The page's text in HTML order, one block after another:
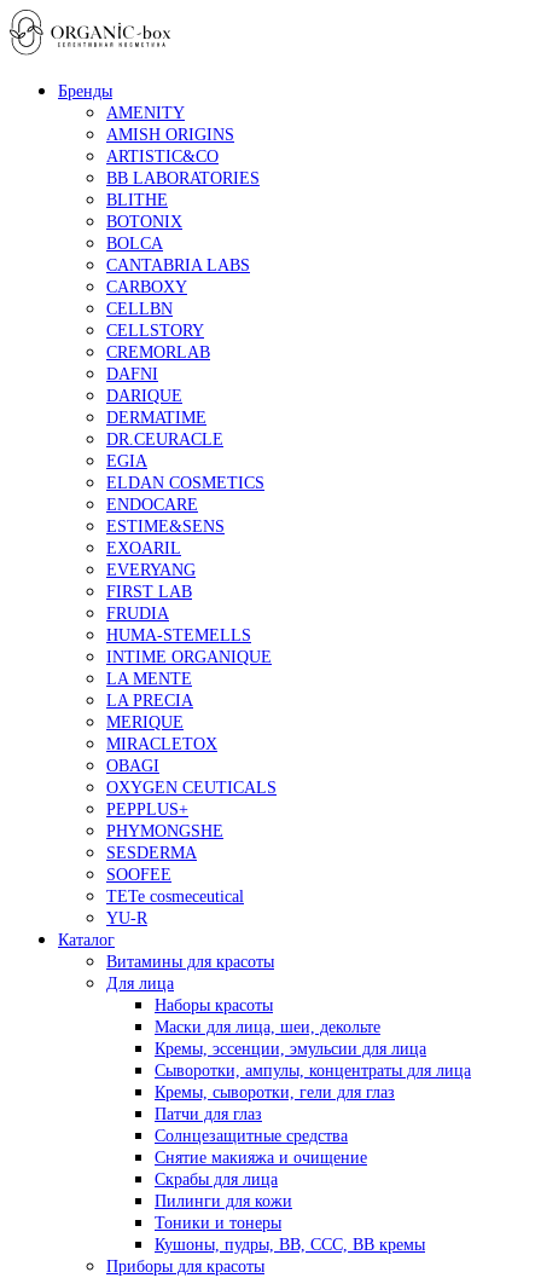
Бренды
AMENITY
AMISH ORIGINS
ARTISTIC&CO
BB LABORATORIES
BLITHE
BOTONIX
BOLCA
CANTABRIA LABS
CARBOXY
CELLBN
CELLSTORY
CREMORLAB
DAFNI
DARIQUE
DERMATIME
DR.CEURACLE
EGIA
ELDAN COSMETICS
ENDOCARE
ESTIME&SENS
EXOARIL
EVERYANG
FIRST LAB
FRUDIA
HUMA-STEMELLS
INTIME ORGANIQUE
LA MENTE
LA PRECIA
MERIQUE
MIRACLETOX
OBAGI
OXYGEN CEUTICALS
PEPPLUS+
PHYMONGSHE
SESDERMA
SOOFEE
TETe cosmeceutical
YU-R
Каталог
Витамины для красоты
Для лица
Наборы красоты
Маски для лица, шеи, декольте
Кремы, эссенции, эмульсии для лица
Сыворотки, ампулы, концентраты для лица
Кремы, сыворотки, гели для глаз
Патчи для глаз
Солнцезащитные средства
Снятие макияжа и очищение
Скрабы для лица
Пилинги для кожи
Тоники и тонеры
Кушоны, пудры, ВВ, ССС, ВВ кремы
Приборы для красоты